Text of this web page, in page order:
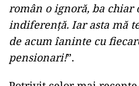
român o ignoră, ba chiar
indiferență. Iar asta mă
de acum îaninte cu
pensionari!”.